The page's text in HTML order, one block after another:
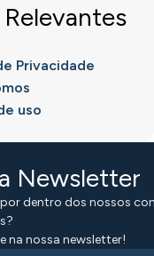
Relevantes
Privacidade
uso
Newsletter
dentro dos nossos
na nossa newsletter!